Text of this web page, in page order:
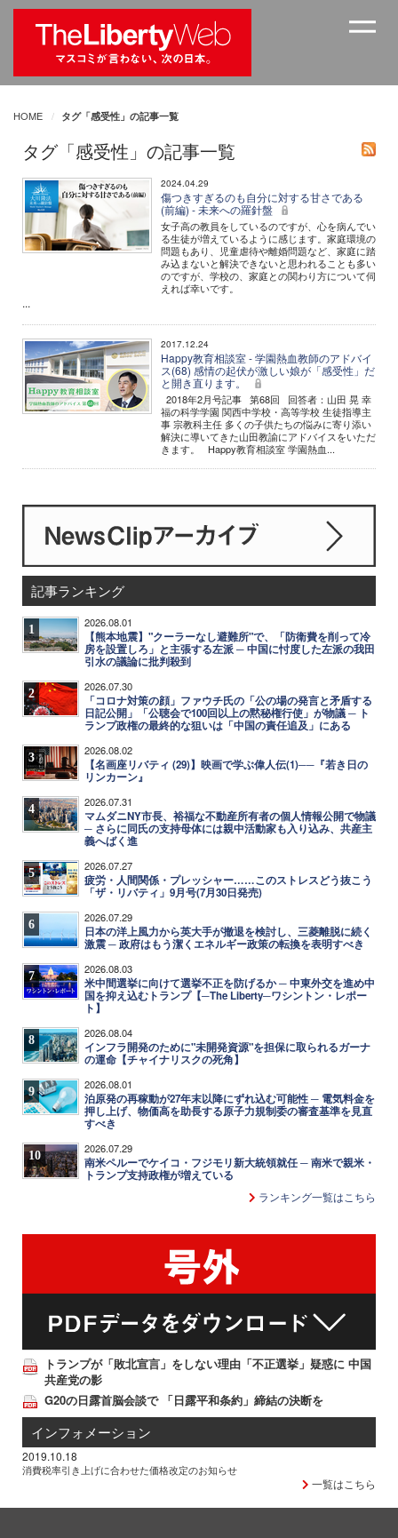
HOME タグ「感受性」の記事一覧
タグ「感受性」の記事一覧
2024.04.29
傷つきすぎるのも自分に対する甘さである
(前編) - 未来への羅針盤
女子高の教員をしているのですが、心を病んでい
る生徒が増えているように感じます。家庭環境の
問題もあり、児童虐待や離婚問題など、家庭に踏
み込まないと解決できないと思われることも多い
のですが、学校の、家庭との関わり方について伺
えれば幸いです。
...
2017.12.24
Happy教育相談室 - 学園熱血教師のアドバイ
ス(68) 感情の起伏が激しい娘が「感受性」だ
と開き直ります。
2018年2月号記事 第68回 回答者：山田 晃 幸
福の科学学園 関西中学校・高等学校 生徒指導主
事 宗教科主任 多くの子供たちの悩みに寄り添い
解決に導いてきた山田教諭にアドバイスをいただ
きます。 Happy教育相談室 学園熱血...
記事ランキング
1 2026.08.01
【熊本地震】"クーラーなし避難所"で、「防衛費を削って冷
房を設置しろ」と主張する左派 ─ 中国に忖度した左派の我田
引水の議論に批判殺到
2 2026.07.30
「コロナ対策の顔」ファウチ氏の「公の場の発言と矛盾する
日記公開」「公聴会で100回以上の黙秘権行使」が物議 ─ ト
ランプ政権の最終的な狙いは「中国の責任追及」にある
3 2026.08.02
【名画座リバティ (29)】映画で学ぶ偉人伝(1)──『若き日の
リンカーン』
4 2026.07.31
マムダニNY市長、裕福な不動産所有者の個人情報公開で物議
─ さらに同氏の支持母体には親中活動家も入り込み、共産主
義へばく進
5 2026.07.27
疲労・人間関係・プレッシャー……このストレスどう抜こう
「ザ・リバティ」9月号(7月30日発売)
6 2026.07.29
日本の洋上風力から英大手が撤退を検討し、三菱離脱に続く
激震 ─ 政府はもう潔くエネルギー政策の転換を表明すべき
7 2026.08.03
米中間選挙に向けて選挙不正を防げるか ─ 中東外交を進め中
国を抑え込むトランプ【─The Liberty─ワシントン・レポー
ト】
8 2026.08.04
インフラ開発のために"未開発資源"を担保に取られるガーナ
の運命【チャイナリスクの死角】
9 2026.08.01
泊原発の再稼動が27年末以降にずれ込む可能性 ─ 電気料金を
押し上げ、物価高を助長する原子力規制委の審査基準を見直
すべき
10 2026.07.29
南米ペルーでケイコ・フジモリ新大統領就任 ─ 南米で親米・
トランプ支持政権が増えている
ランキング一覧はこちら
トランプが「敗北宣言」をしない理由「不正選挙」疑惑に 中国
共産党の影
G20の日露首脳会談で 「日露平和条約」締結の決断を
インフォメーション
2019.10.18
消費税率引き上げに合わせた価格改定のお知らせ
一覧はこちら